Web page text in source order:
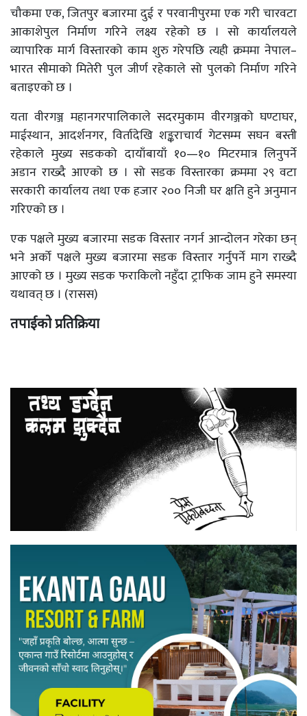
चौकमा एक, जितपुर बजारमा दुई र परवानीपुरमा एक गरी चारवटा
आकाशेपुल निर्माण गरिने लक्ष्य रहेको छ । सो कार्यालयले
व्यापारिक मार्ग विस्तारको काम शुरु गरेपछि त्यही क्रममा नेपाल–
भारत सीमाको मितेरी पुल जीर्ण रहेकाले सो पुलको निर्माण गरिने
बताइएको छ ।
यता वीरगञ्ज महानगरपालिकाले सदरमुकाम वीरगञ्जको घण्टाघर,
माईस्थान, आदर्शनगर, विर्तादेखि शङ्कराचार्य गेटसम्म सघन बस्ती
रहेकाले मुख्य सडकको दायाँबायाँ १०—१० मिटरमात्र लिनुपर्ने
अडान राख्दै आएको छ । सो सडक विस्तारका क्रममा २९ वटा
सरकारी कार्यालय तथा एक हजार २०० निजी घर क्षति हुने अनुमान
गरिएको छ ।
एक पक्षले मुख्य बजारमा सडक विस्तार नगर्न आन्दोलन गरेका छन्
भने अर्को पक्षले मुख्य बजारमा सडक विस्तार गर्नुपर्ने माग राख्दै
आएको छ । मुख्य सडक फराकिलो नहुँदा ट्राफिक जाम हुने समस्या
यथावत् छ । (रासस)
तपाईको प्रतिक्रिया